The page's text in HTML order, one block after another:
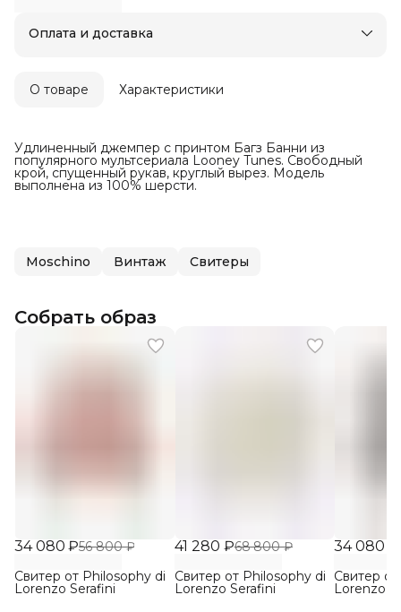
Оплата и доставка
Оплата после примерки
О товаре Характеристики
Удлиненный джемпер с принтом Багз Банни из
популярного мультсериала Looney Tunes. Свободный
крой, спущенный рукав, круглый вырез. Модель
выполнена из 100% шерсти.
Moschino Винтаж Свитеры
Собрать образ
34 080 ₽56 800 ₽
Свитер от Philosophy di
Lorenzo Serafini
41 280 ₽68 800 ₽
Свитер от Philosophy di
Lorenzo Serafini
34 080 ₽
Свитер
Lorenzo